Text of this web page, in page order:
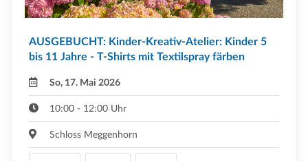
AUSGEBUCHT: Kinder-Kreativ-Atelier: Kinder 5
bis 11 Jahre - T-Shirts mit Textilspray färben
So, 17. Mai 2026
10:00 - 12:00 Uhr
Schloss Meggenhorn